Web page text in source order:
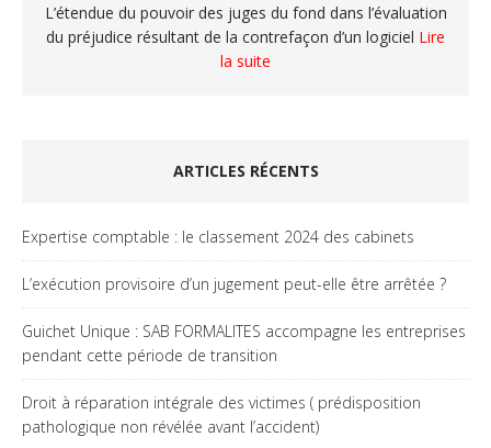
L’étendue du pouvoir des juges du fond dans l’évaluation
du préjudice résultant de la contrefaçon d’un logiciel Lire
la suite
ARTICLES RÉCENTS
Expertise comptable : le classement 2024 des cabinets
L’exécution provisoire d’un jugement peut-elle être arrêtée ?
Guichet Unique : SAB FORMALITES accompagne les entreprises
pendant cette période de transition
Droit à réparation intégrale des victimes ( prédisposition
pathologique non révélée avant l’accident)